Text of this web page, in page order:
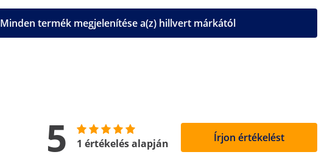
Minden termék megjelenítése a(z) hillvert márkától
5 1 értékelés alapján Írjon értékelést